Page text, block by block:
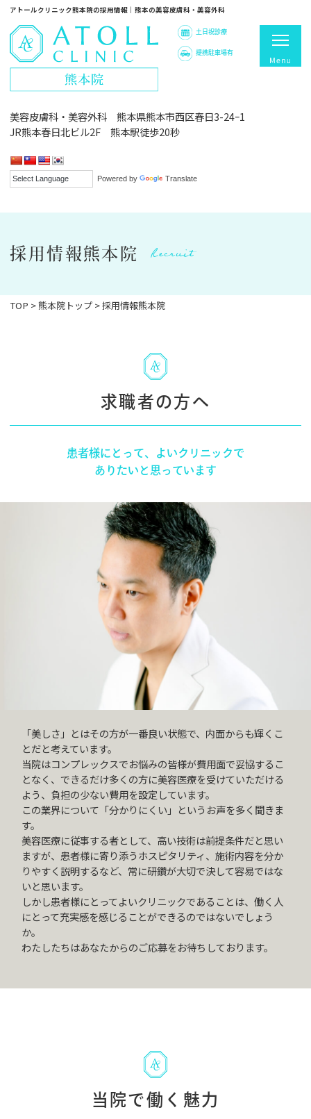
アトールクリニック熊本院の採用情報｜熊本の美容皮膚科・美容外科
Powered by Translate
土日祝診療
提携駐車場有
美容皮膚科・美容外科 熊本県熊本市西区春日3-24ｰ1
JR熊本春日北ビル2F 熊本駅徒歩20秒
採用情報熊本院 Recruit
TOP >熊本院トップ >採用情報熊本院
求職者の方へ
患者様にとって、よいクリニックで
ありたいと思っています
「美しさ」とはその方が一番良い状態で、 内面からも輝くこ
とだと考えています。
当院はコンプレックスでお悩みの皆様が費用面で妥協するこ
となく、 できるだけ多くの方に美容医療を受けていただける
よう、 負担の少ない費用を設定しています。
この業界について「分かりにくい」というお声を多く聞きま
す。
美容医療に従事する者として、高い技術は前提条件だと思い
ますが、 患者様に寄り添うホスピタリティ、施術内容を分か
りやすく説明するなど、 常に研鑽が大切で決して容易ではな
いと思います。
しかし患者様にとってよいクリニックであることは、働く人
にとって充実感を感じることができるのではないでしょう
か。
わたしたちはあなたからのご応募をお待ちしております。
当院で働く魅力